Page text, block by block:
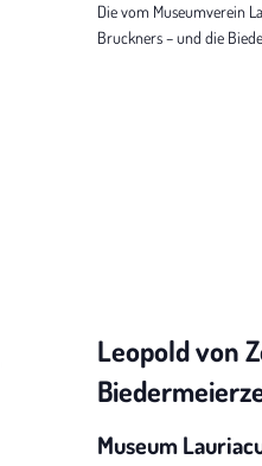
Die vom Museumverein
Bruckners – und die
Leopold von
Museum